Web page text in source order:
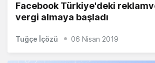
Facebook Türkiye'deki
vergi almaya başladı
Tuğçe İçözü 06 Nisan 2019